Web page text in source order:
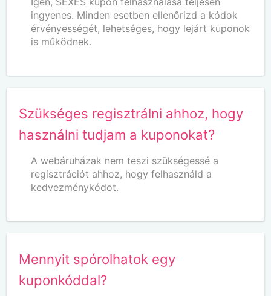
ingyenes. Minden esetben ellenőrizd a kódok
érvényességét, lehetséges, hogy lejárt kuponok
is működnek.
Szükséges regisztrálni ahhoz, hogy
használni tudjam a kuponokat?
A webáruházak nem teszi szükségessé a
regisztrációt ahhoz, hogy felhasználd a
kedvezménykódot.
Mennyit spórolhatok egy
kuponkóddal?